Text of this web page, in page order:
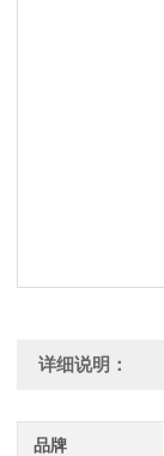
详细说明：
品牌